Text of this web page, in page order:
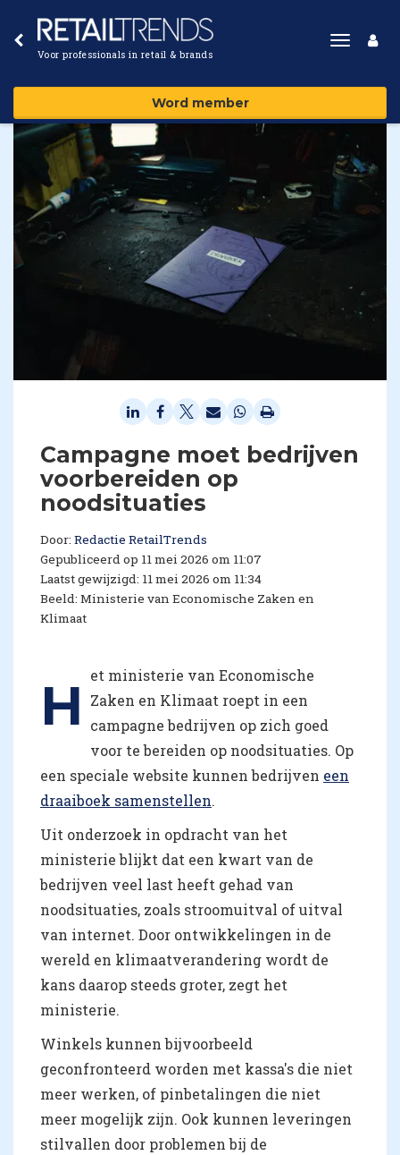
Voor professionals in retail & brands
Toggle
Word member
Campagne moet bedrijven
voorbereiden op
noodsituaties
Door: Redactie RetailTrends
Gepubliceerd op 11 mei 2026 om 11:07
Laatst gewijzigd: 11 mei 2026 om 11:34
Beeld: Ministerie van Economische Zaken en
Klimaat
H
et ministerie van Economische
Zaken en Klimaat roept in een
campagne bedrijven op zich goed
voor te bereiden op noodsituaties. Op
een speciale website kunnen bedrijven een
draaiboek samenstellen.
Uit onderzoek in opdracht van het
ministerie blijkt dat een kwart van de
bedrijven veel last heeft gehad van
noodsituaties, zoals stroomuitval of uitval
van internet. Door ontwikkelingen in de
wereld en klimaatverandering wordt de
kans daarop steeds groter, zegt het
ministerie.
Winkels kunnen bijvoorbeeld
geconfronteerd worden met kassa's die niet
meer werken, of pinbetalingen die niet
meer mogelijk zijn. Ook kunnen leveringen
stilvallen door problemen bij de